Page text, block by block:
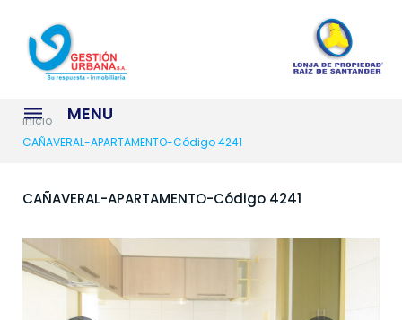
MENU
inicio
CAÑAVERAL-APARTAMENTO-Código 4241
CAÑAVERAL-APARTAMENTO-Código 4241